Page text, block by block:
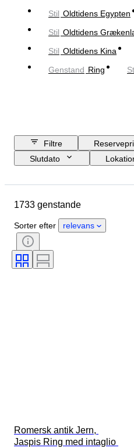
Stil Oldtidens Egypten
Stil Oldtidens
Stil Oldtidens Kina
Genstand Ring
Filtre
Slutdato
Køn
Certificering
Signatur
Kunstner
Kultur
1733 genstande
Sorter efter relevans
Romersk antik Jern,
Jaspis Ring med intaglio